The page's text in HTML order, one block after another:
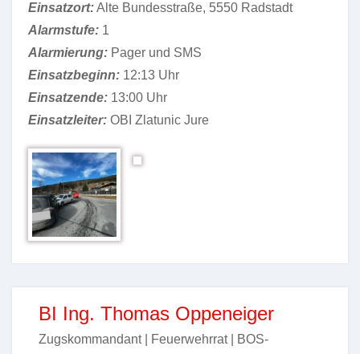
Einsatzort:Alte Bundesstraße, 5550 Radstadt
Alarmstufe: 1
Alarmierung: Pager und SMS
Einsatzbeginn: 12:13 Uhr
Einsatzende: 13:00 Uhr
Einsatzleiter: OBI Zlatunic Jure
BI Ing. Thomas Oppeneiger
Zugskommandant | Feuerwehrrat | BOS-